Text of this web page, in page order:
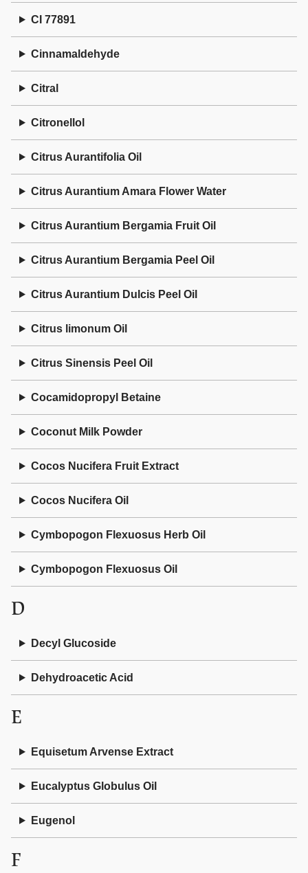
CI 77891
Cinnamaldehyde
Citral
Citronellol
Citrus Aurantifolia Oil
Citrus Aurantium Amara Flower Water
Citrus Aurantium Bergamia Fruit Oil
Citrus Aurantium Bergamia Peel Oil
Citrus Aurantium Dulcis Peel Oil
Citrus limonum Oil
Citrus Sinensis Peel Oil
Cocamidopropyl Betaine
Coconut Milk Powder
Cocos Nucifera Fruit Extract
Cocos Nucifera Oil
Cymbopogon Flexuosus Herb Oil
Cymbopogon Flexuosus Oil
D
Decyl Glucoside
Dehydroacetic Acid
E
Equisetum Arvense Extract
Eucalyptus Globulus Oil
Eugenol
F